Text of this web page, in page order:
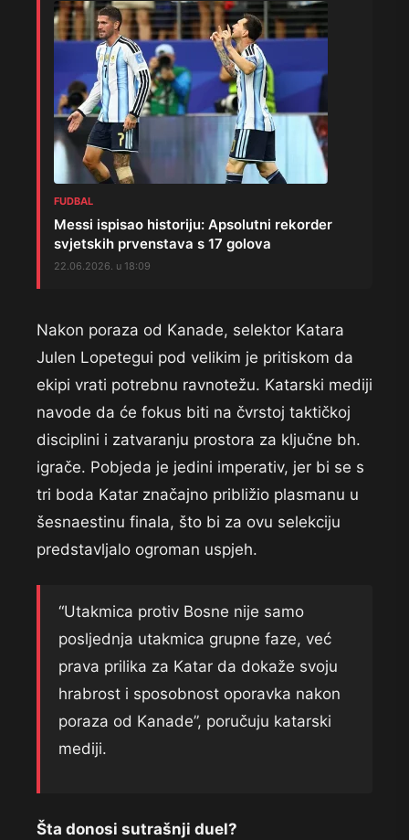
FUDBAL
Messi ispisao historiju: Apsolutni rekorder
svjetskih prvenstava s 17 golova
22.06.2026. u 18:09
Nakon poraza od Kanade, selektor Katara
Julen Lopetegui pod velikim je pritiskom da
ekipi vrati potrebnu ravnotežu. Katarski mediji
navode da će fokus biti na čvrstoj taktičkoj
disciplini i zatvaranju prostora za ključne bh.
igrače. Pobjeda je jedini imperativ, jer bi se s
tri boda Katar značajno približio plasmanu u
šesnaestinu finala, što bi za ovu selekciju
predstavljalo ogroman uspjeh.
“Utakmica protiv Bosne nije samo
posljednja utakmica grupne faze, već
prava prilika za Katar da dokaže svoju
hrabrost i sposobnost oporavka nakon
poraza od Kanade”, poručuju katarski
mediji.
Šta donosi sutrašnji duel?